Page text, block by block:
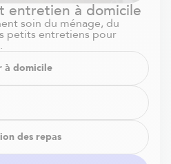
entretien à domicile
soin du ménage, du
petits entretiens pour
à domicile
des repas